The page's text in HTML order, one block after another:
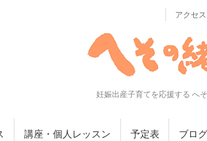
アクセス
妊娠出産子育てを応援する へ
講座・個人レッスン 予定表 ブログ